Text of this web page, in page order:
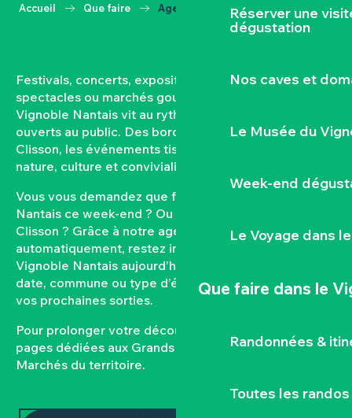
Réserver une
dégustation
Nos caves et
Le Musée du
Week-end
Le Voyage dans
Que faire dans le
Randonnées &
Toutes les randos
Accueil Que faire Agenda
Festivals, concerts, expositions, vendanges,
spectacles ou marchés gourmands… Toute l’année, le
Vignoble Nantais vit au rythme de ses rendez-vous
ouverts au public. Des bords de Loire aux coteaux de
Clisson, les événements tissent un lien fort entre
nature, culture et convivialité.
Vous vous demandez que faire dans le Vignoble
Nantais ce week-end ? Ou quel est l’agenda de
Clisson ? Grâce à notre agenda mis à jour
automatiquement, restez informés des sorties dans le
Vignoble Nantais aujourd’hui et à venir. Filtrez par
date, commune ou type d’événement pour composer
vos prochaines sorties.
Pour prolonger votre découverte, consultez nos
pages dédiées aux Grands événements et aux
Marchés du territoire.